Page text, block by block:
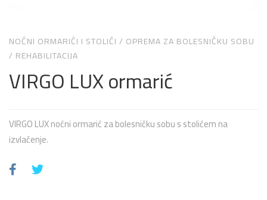
NOĆNI ORMARIĆI I STOLIĆI / OPREMA ZA BOLESNIČKU SOBU
/ REHABILITACIJA
VIRGO LUX ormarić
VIRGO LUX noćni ormarić za bolesničku sobu s stolićem na
izvlačenje.